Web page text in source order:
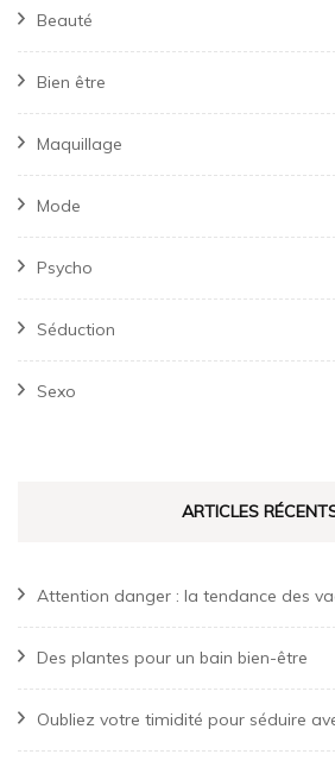
Beauté
Bien être
Maquillage
Mode
Psycho
Séduction
Sexo
ARTICLES
Attention danger : la tendance des
Des plantes pour un bain bien-être
Oubliez votre timidité pour séduire